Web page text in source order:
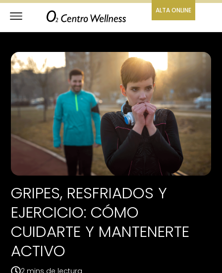
ALTA ONLINE
GRIPES, RESFRIADOS Y
EJERCICIO: CÓMO
CUIDARTE Y MANTENERTE
ACTIVO